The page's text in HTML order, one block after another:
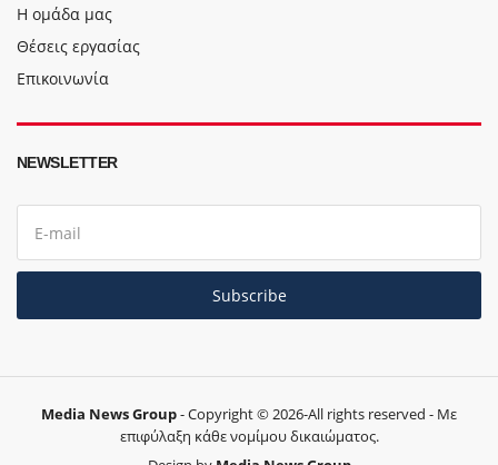
Η ομάδα μας
Θέσεις εργασίας
Επικοινωνία
NEWSLETTER
E
d
e
Subscribe
Media News Group- Copyright © 2026-All rights reserved - Με
επιφύλαξη κάθε νομίμου δικαιώματος.